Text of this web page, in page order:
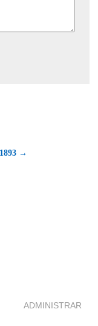
→
ADMINISTRAR